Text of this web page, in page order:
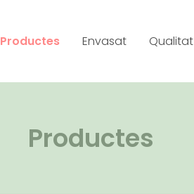
Productes Envasat Qualitat
Productes